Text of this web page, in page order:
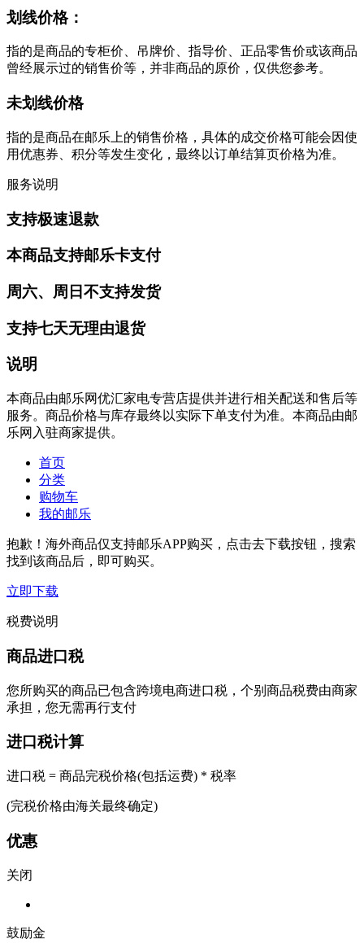
划线价格：
指的是商品的专柜价、吊牌价、指导价、正品零售价或该商品
曾经展示过的销售价等，并非商品的原价，仅供您参考。
未划线价格
指的是商品在邮乐上的销售价格，具体的成交价格可能会因使
用优惠券、积分等发生变化，最终以订单结算页价格为准。
服务说明
支持极速退款
本商品支持邮乐卡支付
周六、周日不支持发货
支持七天无理由退货
说明
本商品由邮乐网优汇家电专营店提供并进行相关配送和售后等
服务。商品价格与库存最终以实际下单支付为准。本商品由邮
乐网入驻商家提供。
首页
分类
购物车
我的邮乐
抱歉！海外商品仅支持邮乐APP购买，点击去下载按钮，搜索
找到该商品后，即可购买。
立即下载
税费说明
商品进口税
您所购买的商品已包含跨境电商进口税，个别商品税费由商家
承担，您无需再行支付
进口税计算
进口税 = 商品完税价格(包括运费) * 税率
(完税价格由海关最终确定)
优惠
关闭
鼓励金